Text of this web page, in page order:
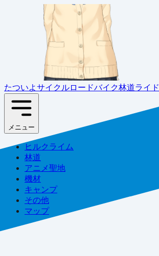
たついよサイクルロードバイク林道ライド
メニュー
ヒルクライム
林道
アニメ聖地
機材
キャンプ
その他
マップ